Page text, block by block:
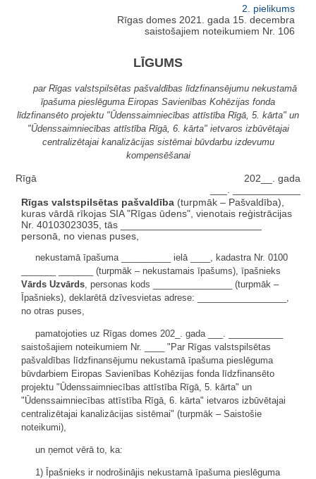
2. pielikums
Rīgas domes 2021. gada 15. decembra
saistošajiem noteikumiem Nr. 106
LĪGUMS
par Rīgas valstspilsētas pašvaldības līdzfinansējumu nekustamā
īpašuma pieslēguma Eiropas Savienības Kohēzijas fonda
līdzfinansēto projektu "Ūdenssaimniecības attīstība Rīgā, 5. kārta" un
"Ūdenssaimniecības attīstība Rīgā, 6. kārta" ietvaros izbūvētajai
centralizētajai kanalizācijas sistēmai būvdarbu izdevumu
kompensēšanai
Rīgā
202__. gada
Rīgas valstspilsētas pašvaldība (turpmāk – Pašvaldība),
kuras vārdā rīkojas SIA "Rīgas ūdens", vienotais reģistrācijas
Nr. 40103023035, tās _________________________
personā, no vienas puses,
nekustamā īpašuma __________ ielā ____, kadastra Nr. 0100
_______ _______ (turpmāk – nekustamais īpašums), īpašnieks
Vārds Uzvārds , personas kods ________________ (turpmāk –
Īpašnieks), deklarētā dzīvesvietas adrese: __________________,
no otras puses,
pamatojoties uz Rīgas domes 202_. gada ___. ___________
saistošajiem noteikumiem Nr. ____ "Par Rīgas valstspilsētas
pašvaldības līdzfinansējumu nekustamā īpašuma pieslēguma
būvdarbiem Eiropas Savienības Kohēzijas fonda līdzfinansēto
projektu "Ūdenssaimniecības attīstība Rīgā, 5. kārta" un
"Ūdenssaimniecības attīstība Rīgā, 6. kārta" ietvaros izbūvētajai
centralizētajai kanalizācijas sistēmai" (turpmāk – Saistošie
noteikumi),
un ņemot vērā to, ka:
1) Īpašnieks ir nodrošinājis nekustamā īpašuma pieslēguma